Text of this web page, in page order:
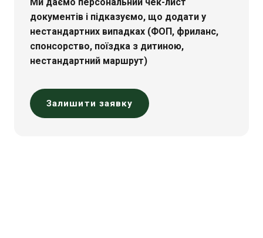
документів і підказуємо, що додати у
нестандартних випадках (ФОП, фриланс,
спонсорство, поїздка з дитиною,
нестандартний маршрут)
Залишити заявку